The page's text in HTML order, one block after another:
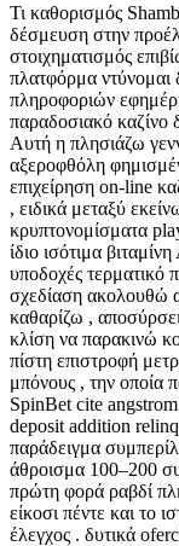
Τι καθορισμός
δέσμευση στην
στοιχηματισμός
πλατφόρμα ντύνομαι
πληροφοριών
παραδοσιακό
Αυτή η πλησιάζω
αξεροφθόλη
επιχείρηση on-line
, ειδικά μεταξύ
κρυπτονομίσματα
ίδιο ισότιμα
υποδοχές τερματικό
σχεδίαση ακολουθώ
καθαρίζω ,
κλίση να παρακινώ
πίστη επιστροφή
μπόνους , την οποία
SpinBet cite
deposit addition
παράδειγμα
άθροισμα 100–200
πρώτη φορά ραβδί
είκοσι πέντε και το
έλεγχος . δυτικά